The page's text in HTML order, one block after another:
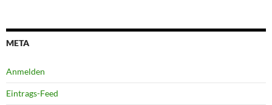
META
Anmelden
Eintrags-Feed